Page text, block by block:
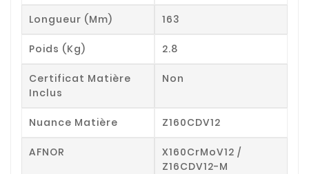
Longueur (mm) 163
Poids (kg) 2.8
Certificat Matière
Inclus
Non
Nuance Matière Z160CDV12
AFNOR
X160CrMoV12 /
Z16CDV12-M